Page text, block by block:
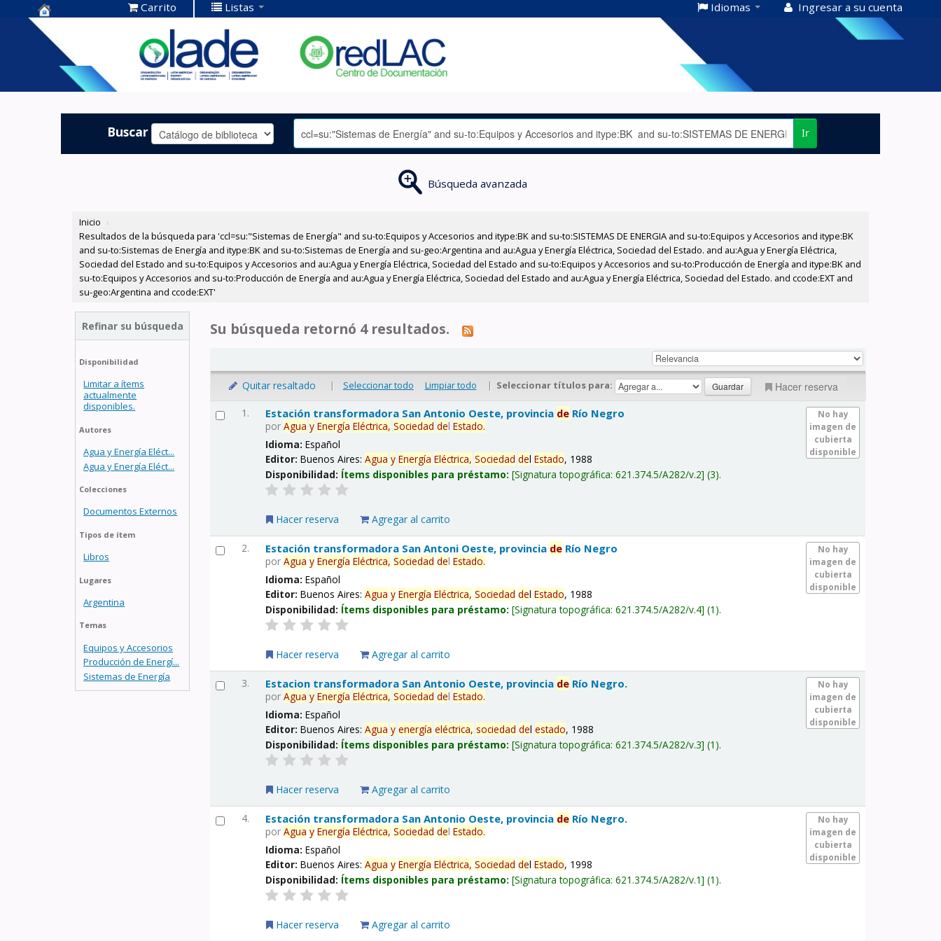
Centro de
Documentación
OLADE -
Carrito Listas Idiomas Ingresar a su cuenta
Buscar Ir
Búsqueda avanzada
Inicio ›
Resultados de la búsqueda para 'ccl=su:"Sistemas de Energía" and su-to:Equipos y Accesorios and itype:BK and su-to:SISTEMAS DE ENERGIA and su-to:Equipos y Accesorios and itype:BK
and su-to:Sistemas de Energía and itype:BK and su-to:Sistemas de Energía and su-geo:Argentina and au:Agua y Energía Eléctrica, Sociedad del Estado. and au:Agua y Energía Eléctrica,
Sociedad del Estado and su-to:Equipos y Accesorios and au:Agua y Energía Eléctrica, Sociedad del Estado and su-to:Equipos y Accesorios and su-to:Producción de Energía and itype:BK and
su-to:Equipos y Accesorios and su-to:Producción de Energía and au:Agua y Energía Eléctrica, Sociedad del Estado and au:Agua y Energía Eléctrica, Sociedad del Estado. and ccode:EXT and
su-geo:Argentina and ccode:EXT'
Refinar su búsqueda
Disponibilidad
Limitar a ítems
actualmente
disponibles.
Autores
Agua y Energía Eléct...
Agua y Energía Eléct...
Colecciones
Documentos Externos
Tipos de ítem
Libros
Lugares
Argentina
Temas
Equipos y Accesorios
Producción de Energí...
Sistemas de Energía
Su búsqueda retornó 4 resultados.
Quitar resaltado | Seleccionar todo Limpiar todo | Seleccionar títulos para: Hacer reserva
1.
No hay
imagen de
cubierta
disponible
Estación transformadora San Antonio Oeste, provincia de Río Negro
porAgua y Energía Eléctrica, Sociedad delEstado.
Idioma:Español
Editor:Buenos Aires:Agua y Energía Eléctrica, Sociedad delEstado, 1988
Disponibilidad: Ítems disponibles para préstamo: Signatura topográfica:621.374.5/A282/v.2 (3).
Hacer reserva Agregar al carrito
2.
No hay
imagen de
cubierta
disponible
Estación transformadora San Antoni Oeste, provincia de Río Negro
porAgua y Energía Eléctrica, Sociedad delEstado.
Idioma:Español
Editor:Buenos Aires:Agua y Energía Eléctrica, Sociedad delEstado, 1988
Disponibilidad: Ítems disponibles para préstamo: Signatura topográfica:621.374.5/A282/v.4 (1).
Hacer reserva Agregar al carrito
3.
No hay
imagen de
cubierta
disponible
Estacion transformadora San Antonio Oeste, provincia de Río Negro.
porAgua y Energía Eléctrica, Sociedad delEstado.
Idioma:Español
Editor:Buenos Aires:Agua y energía eléctrica, sociedad delestado, 1988
Disponibilidad: Ítems disponibles para préstamo: Signatura topográfica:621.374.5/A282/v.3 (1).
Hacer reserva Agregar al carrito
4.
No hay
imagen de
cubierta
disponible
Estación transformadora San Antonio Oeste, provincia de Río Negro.
porAgua y Energía Eléctrica, Sociedad delEstado.
Idioma:Español
Editor:Buenos Aires:Agua y Energía Eléctrica, Sociedad delEstado, 1998
Disponibilidad: Ítems disponibles para préstamo: Signatura topográfica:621.374.5/A282/v.1 (1).
Hacer reserva Agregar al carrito